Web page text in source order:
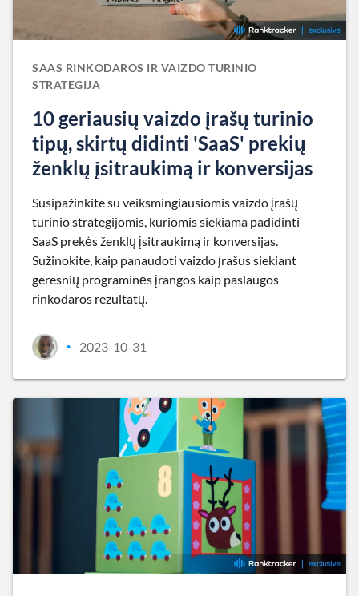
SAAS RINKODAROS IR VAIZDO TURINIO
STRATEGIJA
10 geriausių vaizdo įrašų turinio
tipų, skirtų didinti 'SaaS' prekių
ženklų įsitraukimą ir konversijas
Susipažinkite su veiksmingiausiomis vaizdo įrašų
turinio strategijomis, kuriomis siekiama padidinti
SaaS prekės ženklų įsitraukimą ir konversijas.
Sužinokite, kaip panaudoti vaizdo įrašus siekiant
geresnių programinės įrangos kaip paslaugos
rinkodaros rezultatų.
• 2023-10-31